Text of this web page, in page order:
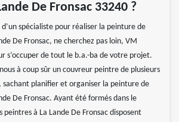
De Fronsac 33240 ?
d’un spécialiste pour réaliser la peinture de
De Fronsac, ne cherchez pas loin, VM
s’occuper de tout le b.a.-ba de votre projet.
à coup sûr un couvreur peintre de plusieurs
sachant planifier et organiser la peinture de
De Fronsac. Ayant été formés dans le
peintres à La Lande De Fronsac disposent